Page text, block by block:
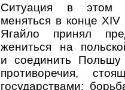
Ситуация в этом
меняться в конце ХIV
Ягайло принял
жениться на
и соединить
противоречия,
государствами: